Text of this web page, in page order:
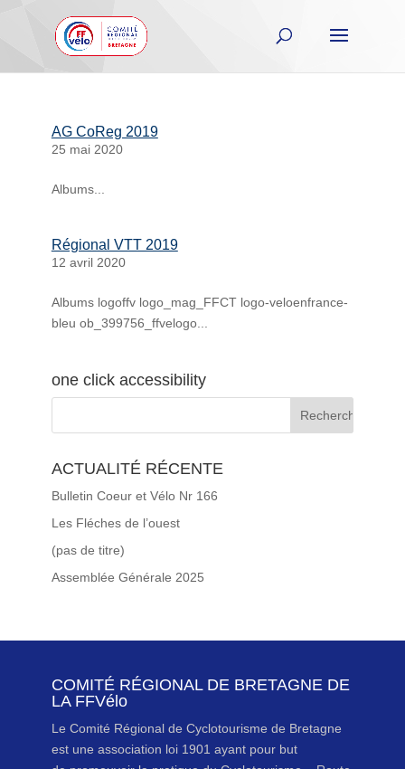
AG CoReg 2019
25 mai 2020
Albums...
Régional VTT 2019
12 avril 2020
Albums logoffv logo_mag_FFCT logo-veloenfrance-
bleu ob_399756_ffvelogo...
one click accessibility
ACTUALITÉ RÉCENTE
Bulletin Coeur et Vélo Nr 166
Les Fléches de l’ouest
(pas de titre)
Assemblée Générale 2025
COMITÉ RÉGIONAL DE BRETAGNE DE
LA FFVélo
Le Comité Régional de Cyclotourisme de Bretagne
est une association loi 1901 ayant pour but